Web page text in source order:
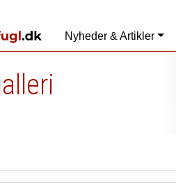
Nyheder & Artikler